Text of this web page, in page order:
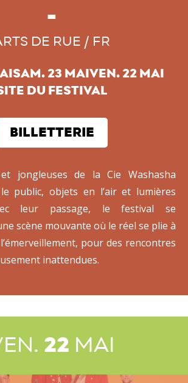
DE RUE / FR
23 MAIVEN. 22 MAI
DU FESTIVAL
BILLETTERIE
jongleuses de la Cie Washasha
public, objets en l’air et lumières
leur passage, le festival se
scène mouvante où le réel se plie à
pour des rencontres
inattendues.
22 MAI